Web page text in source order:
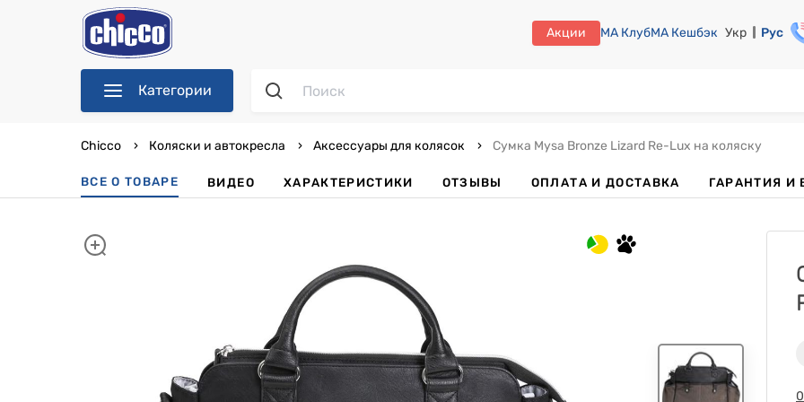
Акции МА КлубМА Кешбэк Укр Рус
Категории
Chicco Коляски и автокресла Аксессуары для колясок Сумка Mysa Bronze Lizard Re-Lux на коляску
ВСЕ О ТОВАРЕ ВИДЕО ХАРАКТЕРИСТИКИ ОТЗЫВЫ ОПЛАТА И ДОСТАВКА ГАРАНТИЯ И